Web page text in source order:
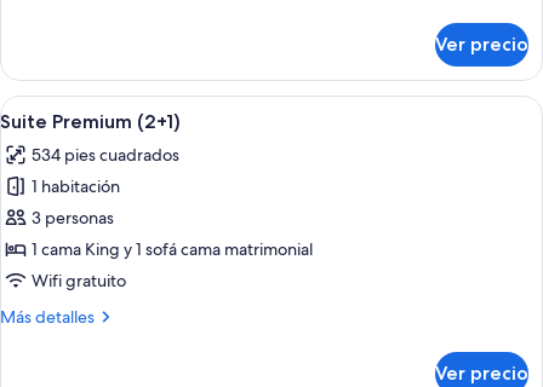
Premium
Ver precio
Abrir
todas
las
fotos
de
Suite
Premium
Un cuarto de hotel con una cama
11
Suite Premium (2+1)
534 pies cuadrados
1 habitación
3 personas
1 cama King y 1 sofá cama matrimonial
Wifi gratuito
Más detalles
Más
Ver precio